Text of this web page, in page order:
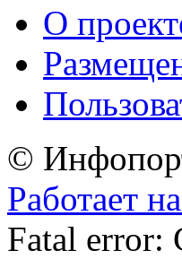
О
©
Работает
Fatal error: